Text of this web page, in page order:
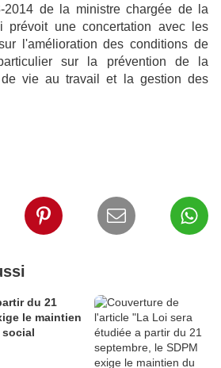
2014 de la ministre chargée de la
prévoit une concertation avec les
l'amélioration des conditions de
sur la prévention de la
vie au travail et la gestion des
du 21
le maintien